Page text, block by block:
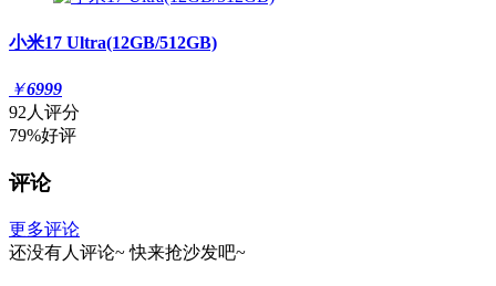
小米17 Ultra(12GB/512GB)
￥6999
92人评分
79%好评
评论
更多评论
还没有人评论~ 快来抢沙发吧~